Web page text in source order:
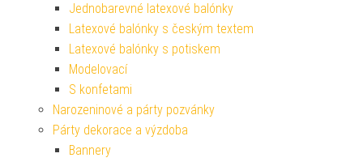
Jednobarevné latexové balónky
Latexové balónky s českým textem
Latexové balónky s potiskem
Modelovací
S konfetami
Narozeninové a párty pozvánky
Párty dekorace a výzdoba
Bannery